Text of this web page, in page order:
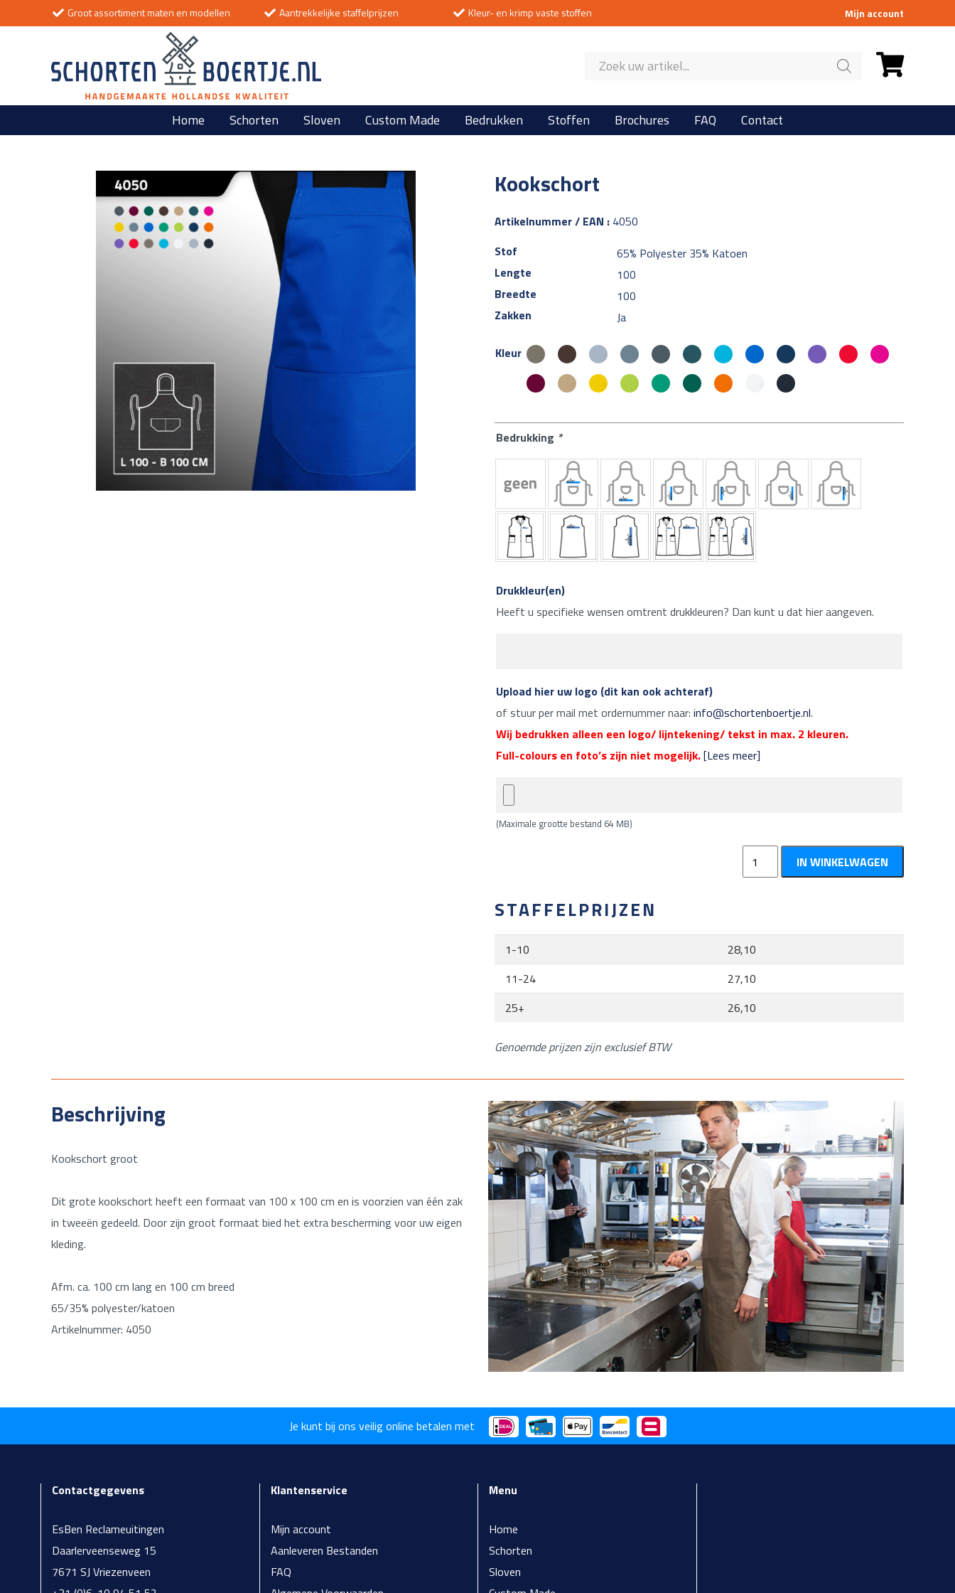
Groot assortiment maten en modellen Aantrekkelijke staffelprijzen Kleur- en krimp vaste stoffen Mijn account
zoeken
Home Schorten Sloven Custom Made Bedrukken Stoffen Brochures FAQ Contact
Kookschort
Artikelnummer / EAN : 4050
Stof
65% Polyester 35% Katoen
Lengte
100
Breedte
100
Zakken
Ja
Kleur
Bedrukking *
Drukkleur(en)
Heeft u specifieke wensen omtrent drukkleuren? Dan kunt u dat hier aangeven.
Upload hier uw logo (dit kan ook achteraf)
of stuur per mail met ordernummer naar: info@schortenboertje.nl.
Wij bedrukken alleen een logo/ lijntekening/ tekst in max. 2 kleuren.
Full-colours en foto’s zijn niet mogelijk.[Lees meer]
(Maximale grootte bestand 64 MB)
Kookschort
aantal
IN WINKELWAGEN
STAFFELPRIJZEN
1-10
28,10
11-24
27,10
25+
26,10
Genoemde prijzen zijn exclusief BTW
Beschrijving
Kookschort groot
Dit grote kookschort heeft een formaat van 100 x 100 cm en is voorzien van één zak
in tweeën gedeeld. Door zijn groot formaat bied het extra bescherming voor uw eigen
kleding.
Afm. ca. 100 cm lang en 100 cm breed
65/35% polyester/katoen
Artikelnummer: 4050
Je kunt bij ons veilig online betalen met
Contactgegevens
EsBen Reclameuitingen
Daarlerveenseweg 15
7671 SJ Vriezenveen
Klantenservice
Mijn account
Aanleveren Bestanden
FAQ
Menu
Home
Schorten
Sloven